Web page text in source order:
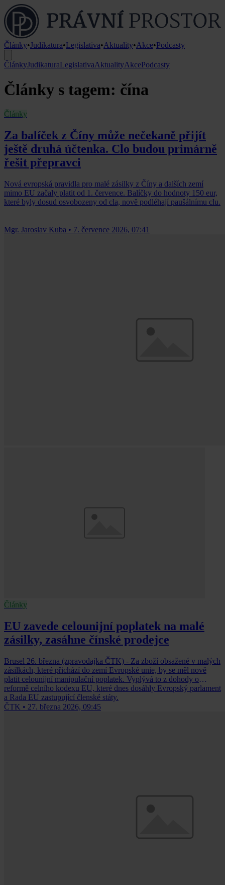
Články•Judikatura•Legislativa•Aktuality•Akce•Podcasty
ČlánkyJudikaturaLegislativaAktualityAkcePodcasty
Články s tagem: čína
Články
Za balíček z Číny může nečekaně přijít
ještě druhá účtenka. Clo budou primárně
řešit přepravci
Nová evropská pravidla pro malé zásilky z Číny a dalších zemí
mimo EU začaly platit od 1. července. Balíčky do hodnoty 150 eur,
které byly dosud osvobozeny od cla, nově podléhají paušálnímu clu.
Mgr. Jaroslav Kuba • 7. července 2026, 07:41
Články
EU zavede celounijní poplatek na malé
zásilky, zasáhne čínské prodejce
Brusel 26. března (zpravodajka ČTK) - Za zboží obsažené v malých
zásilkách, které přichází do zemí Evropské unie, by se měl nově
platit celounijní manipulační poplatek. Vyplývá to z dohody o
reformě celního kodexu EU, které dnes dosáhly Evropský parlament
a Rada EU zastupující členské státy.
ČTK • 27. března 2026, 09:45